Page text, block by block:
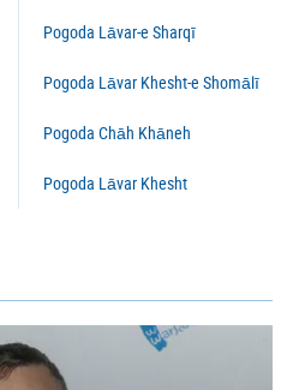
Pogoda Lāvar-e Sharqī
Pogoda Lāvar Khesht-e Shomālī
Pogoda Chāh Khāneh
Pogoda Lāvar Khesht